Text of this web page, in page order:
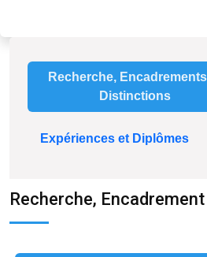
Recherche,
Distinctions
Expériences et Diplômes
Recherche,